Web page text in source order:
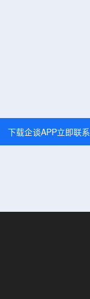
下载企谈APP立即联系